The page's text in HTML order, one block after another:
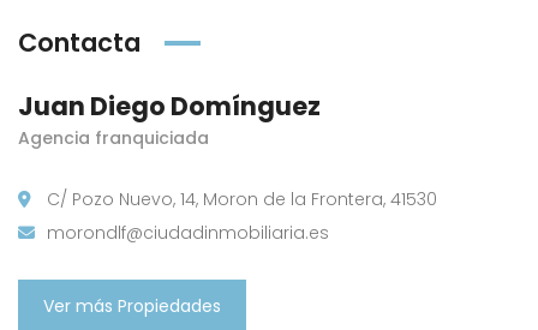
Contacta
Juan Diego Domínguez
Agencia franquiciada
C/ Pozo Nuevo, 14, Moron de la Frontera, 41530
morondlf@ciudadinmobiliaria.es
Ver más Propiedades